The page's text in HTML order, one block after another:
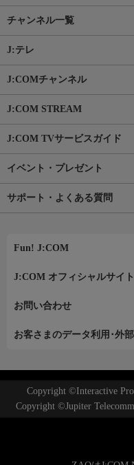
チャンネル一覧
J:テレ
J:COMチャンネル
J:COM STREAM
J:COM TVサービスガイド
イベント・プレゼント
サポート・よくある質問
Fun! J:COM
J:COM オフィシャルサイト
お問い合わせ
お客さまのデータ利用･外
Copyright ©Interactive
Copyright ©Jupiter